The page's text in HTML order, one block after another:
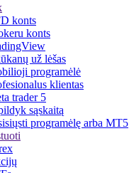
konts
konts
už lėšas
programėlė
klientas
trader 5
sąskaitą
programėlę arba MT5